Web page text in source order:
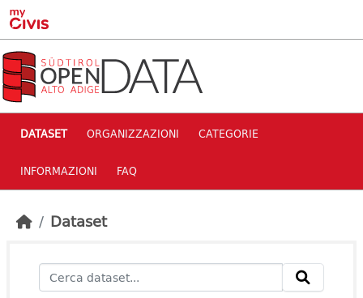
Skip to main content
DATASET ORGANIZZAZIONI CATEGORIE
INFORMAZIONI FAQ
Dataset